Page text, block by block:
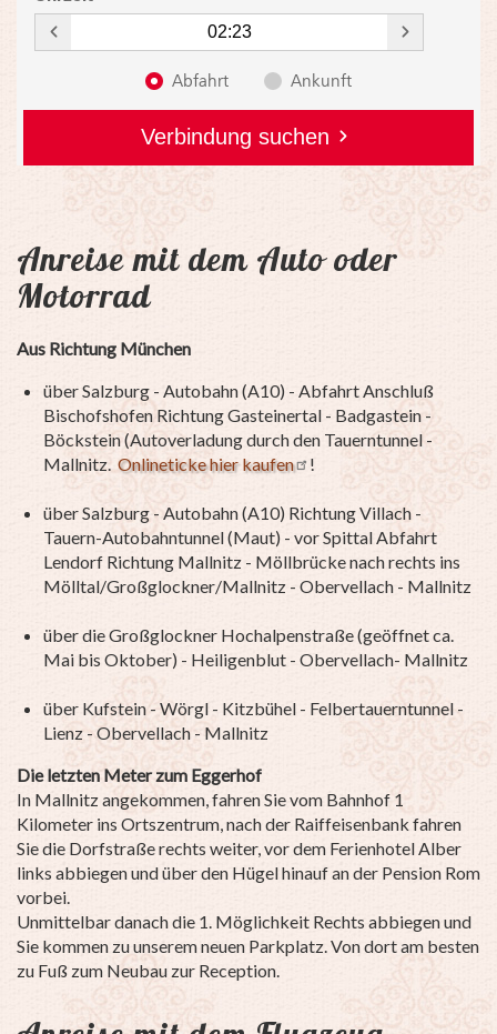
Anreise mit dem Auto oder
Motorrad
Aus Richtung München
über Salzburg - Autobahn (A10) - Abfahrt Anschluß
Bischofshofen Richtung Gasteinertal - Badgastein -
Böckstein (Autoverladung durch den Tauerntunnel -
Mallnitz. Onlineticke hier kaufen !
über Salzburg - Autobahn (A10) Richtung Villach -
Tauern-Autobahntunnel (Maut) - vor Spittal Abfahrt
Lendorf Richtung Mallnitz - Möllbrücke nach rechts ins
Mölltal/Großglockner/Mallnitz - Obervellach - Mallnitz
über die Großglockner Hochalpenstraße (geöffnet ca.
Mai bis Oktober) - Heiligenblut - Obervellach- Mallnitz
über Kufstein - Wörgl - Kitzbühel - Felbertauerntunnel -
Lienz - Obervellach - Mallnitz
Die letzten Meter zum Eggerhof
In Mallnitz angekommen, fahren Sie vom Bahnhof 1
Kilometer ins Ortszentrum, nach der Raiffeisenbank fahren
Sie die Dorfstraße rechts weiter, vor dem Ferienhotel Alber
links abbiegen und über den Hügel hinauf an der Pension Rom
vorbei.
Unmittelbar danach die 1. Möglichkeit Rechts abbiegen und
Sie kommen zu unserem neuen Parkplatz. Von dort am besten
zu Fuß zum Neubau zur Reception.